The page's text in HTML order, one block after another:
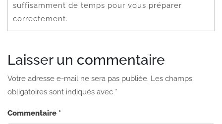
suffisamment de temps pour vous préparer
correctement.
Laisser un commentaire
Votre adresse e-mail ne sera pas publiée. Les champs
obligatoires sont indiqués avec *
Commentaire *